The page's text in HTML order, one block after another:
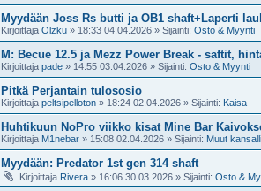
Myydään Joss Rs butti ja OB1 shaft+Laperti
Kirjoittaja Olzku » 18:33 04.04.2026 » Sijainti: Osto & Myynti
M: Becue 12.5 ja Mezz Power Break - saftit,
Kirjoittaja pade » 14:55 03.04.2026 » Sijainti: Osto & Myynti
Pitkä Perjantain tulososio
Kirjoittaja peltsipelloton » 18:24 02.04.2026 » Sijainti: Kaisa
Huhtikuun NoPro viikko kisat Mine Bar
Kirjoittaja M1nebar » 15:08 02.04.2026 » Sijainti: Muut
Myydään: Predator 1st gen 314 shaft
Kirjoittaja Rivera » 16:06 30.03.2026 » Sijainti: Osto &